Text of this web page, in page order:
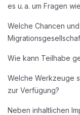
es u. a. um Fragen
Welche Chancen
Wie kann Teilhabe
Welche Werkzeuge
zur Verfügung?
Neben inhaltlichen